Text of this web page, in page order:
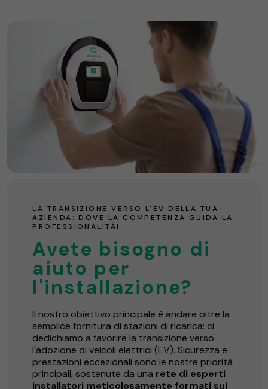
LA TRANSIZIONE VERSO L'EV DELLA TUA
AZIENDA: DOVE LA COMPETENZA GUIDA LA
PROFESSIONALITÀ!
Avete bisogno di
aiuto per
l'installazione?
Il nostro obiettivo principale è andare oltre la
semplice fornitura di stazioni di ricarica: ci
dedichiamo a favorire la transizione verso
l'adozione di veicoli elettrici (EV). Sicurezza e
prestazioni eccezionali sono le nostre priorità
principali, sostenute da una rete di esperti
installatori meticolosamente formati sui